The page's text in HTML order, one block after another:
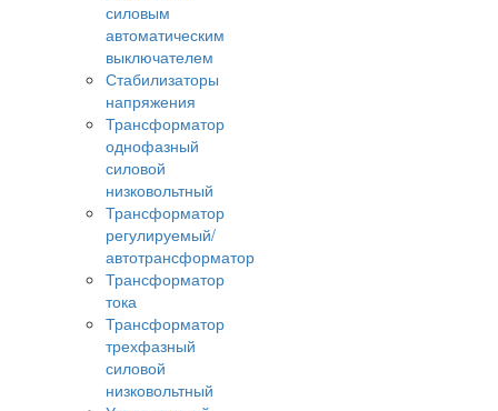
силовым
автоматическим
выключателем
Стабилизаторы
напряжения
Трансформатор
однофазный
силовой
низковольтный
Трансформатор
регулируемый/
автотрансформатор
Трансформатор
тока
Трансформатор
трехфазный
силовой
низковольтный